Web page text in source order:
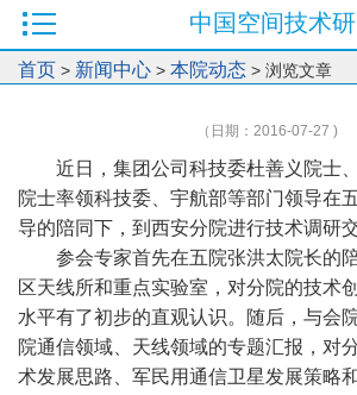
中国空间技术
首页 > 新闻中心 > 本院动态 > 浏览文章
（日期：2016-07-27 )
近日，集团公司科技委杜善义院士
院士率领科技委、宇航部等部门领导在
导的陪同下，到西安分院进行技术调研
参会专家首先在五院张洪太院长的
区天线所和重点实验室，对分院的技术
水平有了初步的直观认识。随后，与会
院通信领域、天线领域的专题汇报，对
术发展思路、军民用通信卫星发展策略